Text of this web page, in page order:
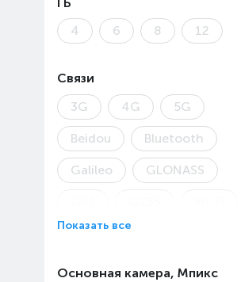
4
6 8 12
Связи
3G
4G 5G
Beidou Bluetooth
Galileo GLONASS
Показать все
Основная камера, Мпикс